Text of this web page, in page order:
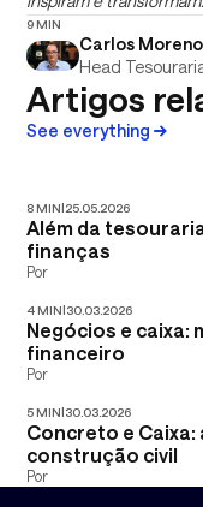
9 MIN
Carlos Moreno
Head
Artigos
See everything
8 MIN 25.05.2026
Além da
finanças
Por
4 MIN 30.03.2026
Negócios e caixa:
financeiro
Por
5 MIN 30.03.2026
Concreto e
construção civil
Por